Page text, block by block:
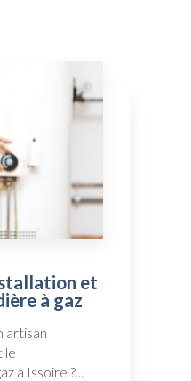
et
à gaz
artisan
le
à Issoire ?...